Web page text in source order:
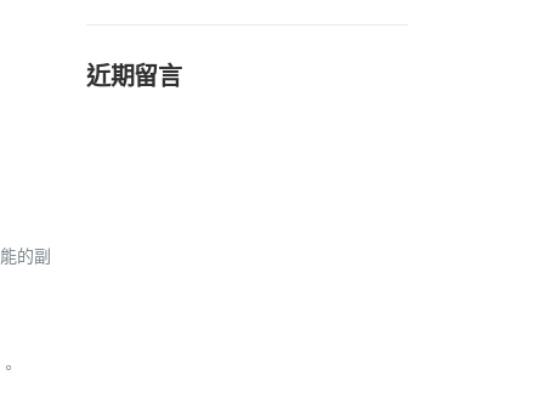
的副
近期留言